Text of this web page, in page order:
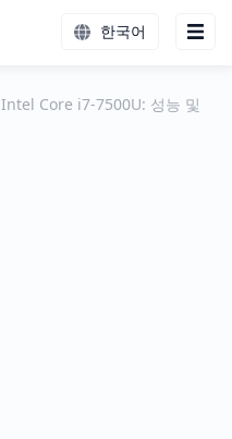
한국어
Intel Core i7-7500U: 성능 및